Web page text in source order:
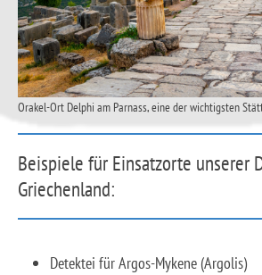
Orakel-Ort Delphi am Parnass, eine der wichtigsten
Beispiele für Einsatzorte unserer
Griechenland:
Detektei für Argos-Mykene (Argolis)